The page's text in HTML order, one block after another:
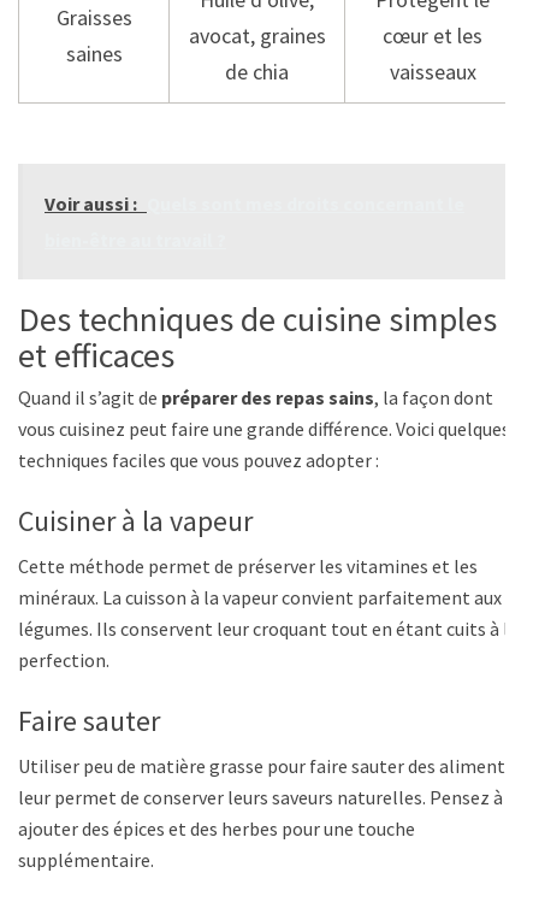
Graisses
saines
avocat, graines
de chia
cœur et les
vaisseaux
Voir aussi :
Des techniques de cuisine simples
et efficaces
Quand il s’agit de préparer des repas sains, la façon dont
vous cuisinez peut faire une grande différence. Voici quelques
techniques faciles que vous pouvez adopter :
Cuisiner à la vapeur
Cette méthode permet de préserver les vitamines et les
minéraux. La cuisson à la vapeur convient parfaitement aux
légumes. Ils conservent leur croquant tout en étant cuits à la
perfection.
Faire sauter
Utiliser peu de matière grasse pour faire sauter des aliments
leur permet de conserver leurs saveurs naturelles. Pensez à
ajouter des épices et des herbes pour une touche
supplémentaire.